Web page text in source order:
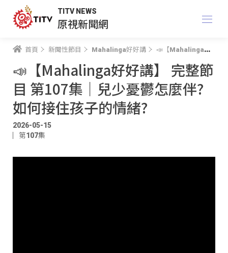
TITV NEWS
原視新聞網
首頁 新聞性節目 Mahalinga好好講 📣【Mahalinga好好講】 完整節目 第107集｜兒少憂鬱怎麼伴? 如何接住孩子的情緒?
📣【Mahalinga好好講】 完整節
目 第107集｜兒少憂鬱怎麼伴?
如何接住孩子的情緒?
2026-05-15
第107集